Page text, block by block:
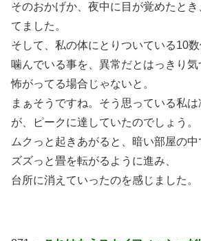
そのおかげか、夜中に目が覚めたとき
てました。
そして、私の体にとりついている10
噛んでいる事を、異常だとはっきり気
怖がってる場合じゃないと。
まぁそうですね。そう思っている私
が、ピークに達していたのでしょう。
ムクっと起きあがると、暗い部屋の
ズズっと畳を転がるように進み、
台所に消えていったのを感じました。